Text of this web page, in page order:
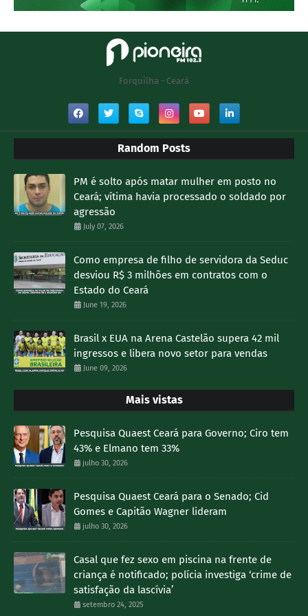
Forquilha - Ceará
Random Posts
PM é solto após matar mulher em posto no
Ceará; vítima havia processado o soldado por
agressão
July 07, 2026
Como empresa de filho de servidora da Seduc
desviou R$ 3 milhões em contratos com o
Estado do Ceará
June 19, 2026
Brasil x EUA na Arena Castelão supera 42 mil
ingressos e libera novo setor para vendas
June 09, 2026
Mais vistas
Pesquisa Quaest Ceará para Governo; Ciro tem
43% e Elmano tem 33%
julho 30, 2026
Pesquisa Quaest Ceará para o Senado; Cid
Gomes e Capitão Wagner lideram
julho 30, 2026
Casal que fez sexo em piscina na frente de
criança é notificado; polícia investiga ‘crime de
satisfação da lascívia’
setembro 24, 2025